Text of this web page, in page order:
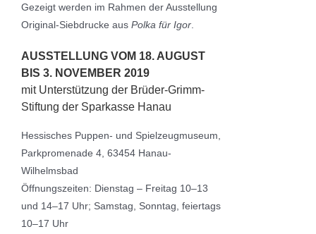
Gezeigt werden im Rahmen der Ausstellung
Original-Siebdrucke aus Polka für Igor
AUSSTELLUNG VOM 18. AUGUST
BIS 3. NOVEMBER 2019
mit Unterstützung der Brüder-Grimm-
Stiftung der Sparkasse Hanau
Hessisches Puppen- und Spielzeugmuseum,
Parkpromenade 4, 63454 Hanau-
Wilhelmsbad
Öffnungszeiten: Dienstag – Freitag 10–13
und 14–17 Uhr; Samstag, Sonntag, feiertags
10–17 Uhr